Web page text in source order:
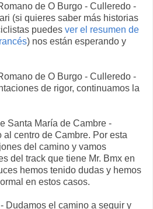
de O Burgo - Culleredo -
(si quieres saber más historias
puedes ver el resumen de
) nos están esperando y
de O Burgo - Culleredo -
de rigor, continuamos la
Santa María de Cambre -
centro de Cambre. Por esta
del camino y vamos
del track que tiene Mr. Bmx en
hemos tenido dudas y hemos
en estos casos.
Dudamos el camino a seguir y